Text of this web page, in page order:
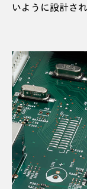
いように設計さ